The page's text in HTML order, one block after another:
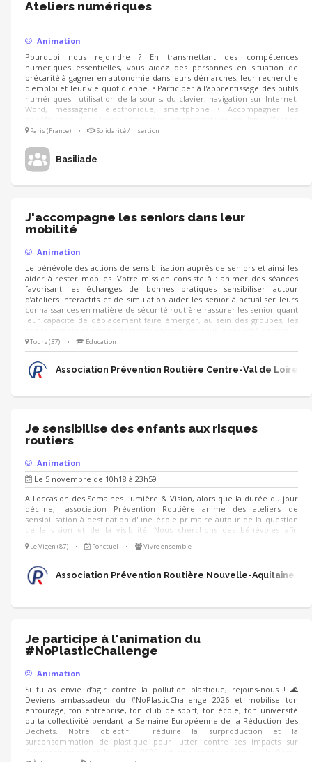
Ateliers numériques
Animation
Pourquoi nous rejoindre ? En transmettant des compétences
numériques essentielles, vous aidez des personnes en situation de
précarité à gagner en autonomie dans leurs démarches, leur recherche
d'emploi et leur vie quotidienne. • Participer à l'apprentissage des outils
numériques : utilisation de la souris, du clavier, navigation sur Internet,
Word, messagerie électronique, smartphone • Accompagner les
Travail, CAF, e-mails, etc.) • Aider à la recherche d’un emploi ou d’une
formation, rédaction de CV, de courriers Qualités recherchées : •
Aisance avec les outils numériques • Patience, pédagogie et
bienveillance
Paris (France) • Solidarité / Insertion
Basiliade
J'accompagne les seniors dans leur
mobilité
Animation
Le bénévole des actions de sensibilisation auprès de seniors et ainsi les
aider à rester mobiles. Votre mission consiste à : animer des séances
favorisant les échanges de bonnes pratiques sensibiliser autour
d’ateliers interactifs et de simulation aider les senior à actualiser leurs
connaissances en matière de sécurité routière rassurer les senior quant
leur capacité de déplacement faire émerger, au sein des groupes, les
Tours (37) • Éducation
Association Prévention Routière Centre-Val de Loire
Je sensibilise des enfants aux risques
routiers
Animation
Le 5 novembre de 10h18 à 23h59
A l'occasion des Semaines Lumière & Vision, alors que la durée du jour
décline, l'association Prévention Routière anime des ateliers de
sensibilisation à destination d'une école primaire autour de la question
de la vision et de la visibilité. Nous cherchons des bénévoles afin
d'animer des ateliers ludiques et simples à prendre en main : - quiz -
jeux de cherche et trouve - jeux de cartes - ... Nous serons ravis de vous
Le Vigen (87) • Ponctuel • Vivre ensemble
Association Prévention Routière Nouvelle-Aquitaine
Je participe à l'animation du
#NoPlasticChallenge
Animation
Si tu as envie d’agir contre la pollution plastique, rejoins-nous ! 🌊
Deviens ambassadeur du #NoPlasticChallenge 2026 et mobilise ton
entourage, ton entreprise, ton club de sport, ton école, ton université
ou ta collectivité pendant la Semaine Européenne de la Réduction des
Déchets. Notre objectif : réduire la surproduction et la
surconsommation de plastique pour lutter contre ses impacts sur